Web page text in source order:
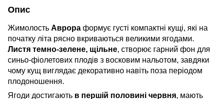
Опис
Жимолость Аврора формує густі компактні кущі, які на
початку літа рясно вкриваються великими ягодами.
Листя темно-зелене, щільне, створює гарний фон для
синьо-фіолетових плодів з восковим нальотом, завдяки
чому кущ виглядає декоративно навіть поза періодом
плодоношення.
Ягоди достигають в першій половині червня, мають